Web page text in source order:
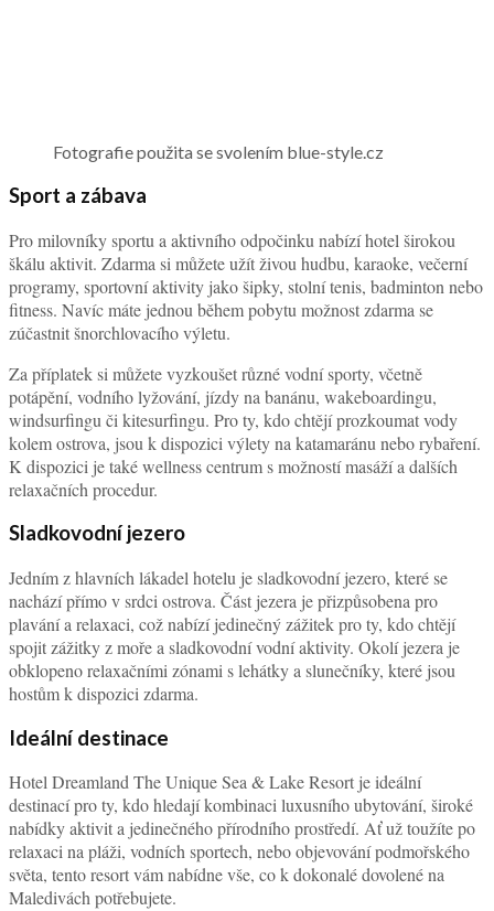
Fotografie použita se svolením blue-style.cz
Sport a zábava
Pro milovníky sportu a aktivního odpočinku nabízí hotel širokou
škálu aktivit. Zdarma si můžete užít živou hudbu, karaoke, večerní
programy, sportovní aktivity jako šipky, stolní tenis, badminton nebo
fitness. Navíc máte jednou během pobytu možnost zdarma se
zúčastnit šnorchlovacího výletu.
Za příplatek si můžete vyzkoušet různé vodní sporty, včetně
potápění, vodního lyžování, jízdy na banánu, wakeboardingu,
windsurfingu či kitesurfingu. Pro ty, kdo chtějí prozkoumat vody
kolem ostrova, jsou k dispozici výlety na katamaránu nebo rybaření.
K dispozici je také wellness centrum s možností masáží a dalších
relaxačních procedur.
Sladkovodní jezero
Jedním z hlavních lákadel hotelu je sladkovodní jezero, které se
nachází přímo v srdci ostrova. Část jezera je přizpůsobena pro
plavání a relaxaci, což nabízí jedinečný zážitek pro ty, kdo chtějí
spojit zážitky z moře a sladkovodní vodní aktivity. Okolí jezera je
obklopeno relaxačními zónami s lehátky a slunečníky, které jsou
hostům k dispozici zdarma.
Ideální destinace
Hotel Dreamland The Unique Sea & Lake Resort je ideální
destinací pro ty, kdo hledají kombinaci luxusního ubytování, široké
nabídky aktivit a jedinečného přírodního prostředí. Ať už toužíte po
relaxaci na pláži, vodních sportech, nebo objevování podmořského
světa, tento resort vám nabídne vše, co k dokonalé dovolené na
Maledivách potřebujete.